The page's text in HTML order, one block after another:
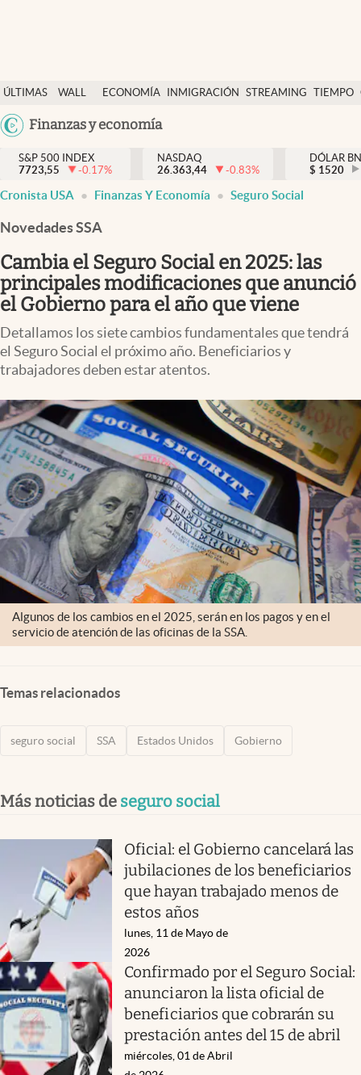
ÚLTIMAS
NOTICIAS
WALL
DÓLAR
ECONOMÍA INMIGRACIÓN STREAMING TIEMPO
México
Finanzas y economía
Finanzas y economía
Wall Street y dólar
Inmigración
Espiritual
Streaming
PC y mobile
Lifestyle
USA
S&P 500 INDEX
7723,55
-0.17%
NASDAQ
26.363,44
-0.83%
DÓLAR
$ 1520
Cronista USA Finanzas Y Economía Seguro Social
Novedades SSA
Cambia el Seguro Social en 2025: las
principales modificaciones que anunció
el Gobierno para el año que viene
Detallamos los siete cambios fundamentales que tendrá
el Seguro Social el próximo año. Beneficiarios y
trabajadores deben estar atentos.
Algunos de los cambios en el 2025, serán en los pagos y en el
servicio de atención de las oficinas de la SSA.
Temas relacionados
seguro social SSA Estados Unidos Gobierno
Más noticias de seguro social
Oficial: el Gobierno cancelará las
jubilaciones de los beneficiarios
que hayan trabajado menos de
estos años
lunes, 11 de Mayo de
2026
Confirmado por el Seguro Social:
anunciaron la lista oficial de
beneficiarios que cobrarán su
prestación antes del 15 de abril
miércoles, 01 de Abril